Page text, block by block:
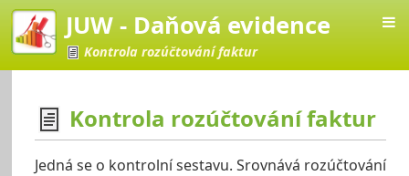
JUW - Daňová evidence
Kontrola rozúčtování faktur
evidence
Kontrola rozúčtování faktur
Jedná se o kontrolní sestavu. Srovnává rozúčtování